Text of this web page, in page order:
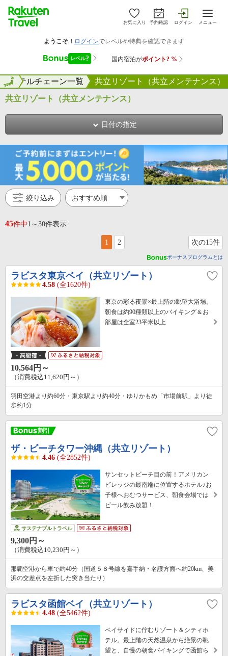
お気に入り 予約確認 ログイン メニュー
ホテルチェーン一覧 共立リゾート（共立メンテナンス）
全国
共立リゾート（共立メンテナンス）
日付の指定
絞り込み
45件中1～30件表示
1 2 次の15件
ボーナスプログラムとは
ラビスタ東京ベイ（共立リゾート）
4.58 (全1620件)
東京の彩る夜景×最上階の眺望大浴場。
朝食は約90種類以上のバイキング＆お
部屋は全室23平米以上
10,564円～
（消費税込11,620円～）
羽田空港より約60分・東京駅より約40分・ゆりかもめ「市場前駅」より徒
歩約1分
ザ・ビーチタワー沖縄（共立リゾート）
4.46 (全2852件)
サンセットビーチ目の前！アメリカン
ビレッジの最南端に位置するホテル♪お
子様へおむつサービス、朝食会場では
ビール飲み放題！
サステナブルトラベル
9,300円～
（消費税込10,230円～）
那覇空港から車で約40分（国道５８号線を嘉手納・名護方面へ約20km、美
浜の交差点を左折した突き当たり）
ラビスタ函館ベイ（共立リゾート）
4.48 (全5462件)
ベイサイドに佇むリゾート＆シティホ
テル。最上階の天然温泉から絶景の眺
望と、自慢の朝食バイキングで函館ら